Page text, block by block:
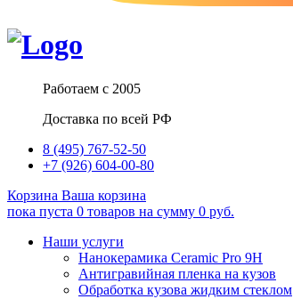
Работаем с 2005
Доставка по всей РФ
8 (495) 767-52-50
+7 (926) 604-00-80
Корзина Ваша корзина
пока пуста 0 товаров на сумму 0 руб.
Наши услуги
Нанокерамика Ceramic Pro 9H
Антигравийная пленка на кузов
Обработка кузова жидким стеклом